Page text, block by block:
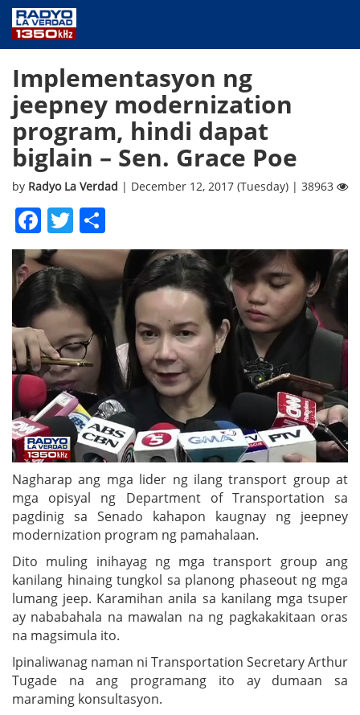
PUBLIC SERVICE
ANNOUNCEMENTS
PROGRAMS
ABOUT
CONTACT US
Implementasyon ng
jeepney modernization
program, hindi dapat
biglain – Sen. Grace Poe
by Radyo La Verdad | December 12, 2017 (Tuesday) | 38963
Facebook
Twitter
Nagharap ang mga lider ng ilang transport group at
mga opisyal ng Department of Transportation sa
pagdinig sa Senado kahapon kaugnay ng jeepney
modernization program ng pamahalaan.
Dito muling inihayag ng mga transport group ang
kanilang hinaing tungkol sa planong phaseout ng mga
lumang jeep. Karamihan anila sa kanilang mga tsuper
ay nababahala na mawalan na ng pagkakakitaan oras
na magsimula ito.
Ipinaliwanag naman ni Transportation Secretary Arthur
Tugade na ang programang ito ay dumaan sa
maraming konsultasyon.